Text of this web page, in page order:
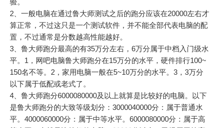
2、一般电脑在通过鲁大师测试之后的跑分应该在20000左右才
算正常，不过这只是一个测试软件，并不能全部代表电脑的配
置，不过通常是分数越高性能越好。
3、鲁大师跑分最高的有35万分左右，6万分属于中档入门级水
平。1，网吧电脑鲁大师跑分在15万分的水平，硬件排行100~
150名不等。2，家用电脑一般在5~10万分的水平。3，3万分
以下属于低配或老式了。
4、鲁大师跑分6000080000及以上就算是比较好的电脑。以下
是鲁大师跑分的大致等级划分：3000040000分：属于普通水
平。4000060000分：属于中等水平。6000080000分：属于高